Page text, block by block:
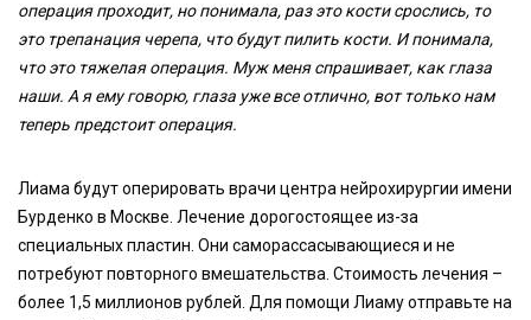
операция проходит, но понимала, раз это кости срослись, то
это трепанация черепа, что будут пилить кости. И понимала,
что это тяжелая операция. Муж меня спрашивает, как глаза
наши. А я ему говорю, глаза уже все отлично, вот только нам
теперь предстоит операция.
Лиама будут оперировать врачи центра нейрохирургии имени
Бурденко в Москве. Лечение дорогостоящее из-за
специальных пластин. Они саморассасывающиеся и не
потребуют повторного вмешательства. Стоимость лечения –
более 1,5 миллионов рублей. Для помощи Лиаму отправьте на